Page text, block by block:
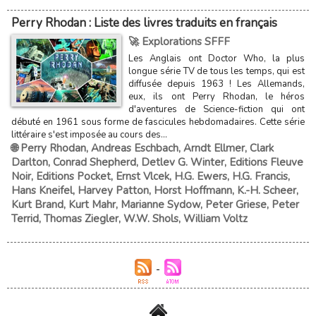
Perry Rhodan : Liste des livres traduits en français
🚀 Explorations SFFF
Les Anglais ont Doctor Who, la plus
longue série TV de tous les temps, qui est
diffusée depuis 1963 ! Les Allemands,
eux, ils ont Perry Rhodan, le héros
d'aventures de Science-fiction qui ont
débuté en 1961 sous forme de fascicules hebdomadaires. Cette série
littéraire s'est imposée au cours des...
🌐 Perry Rhodan, Andreas Eschbach, Arndt Ellmer, Clark
Darlton, Conrad Shepherd, Detlev G. Winter, Editions Fleuve
Noir, Editions Pocket, Ernst Vlcek, H.G. Ewers, H.G. Francis,
Hans Kneifel, Harvey Patton, Horst Hoffmann, K.-H. Scheer,
Kurt Brand, Kurt Mahr, Marianne Sydow, Peter Griese, Peter
Terrid, Thomas Ziegler, W.W. Shols, William Voltz